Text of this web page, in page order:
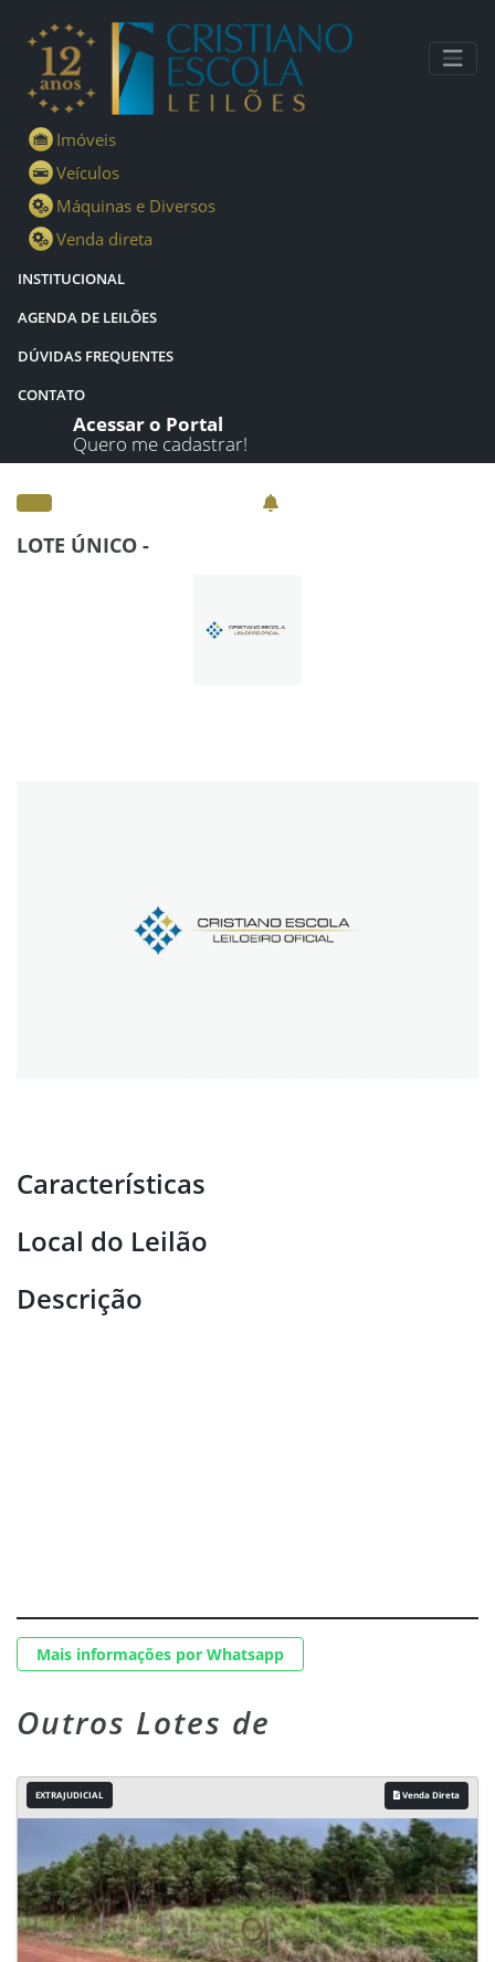
Imóveis
Veículos
Máquinas e Diversos
Venda direta
INSTITUCIONAL
AGENDA DE LEILÕES
DÚVIDAS FREQUENTES
CONTATO
Acessar o Portal
Quero me cadastrar!
LOTE ÚNICO -
Características
Local do Leilão
Descrição
Mais informações por Whatsapp
Outros Lotes de
EXTRAJUDICIAL Venda Direta